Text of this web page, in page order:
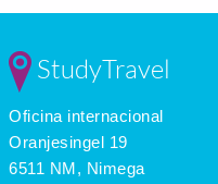
StudyTravel
Oficina internacional
Oranjesingel 19
6511 NM, Nimega